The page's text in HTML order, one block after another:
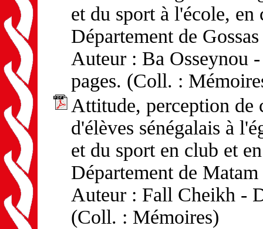
et du sport à l'école, en
Département de
Auteur : Ba Osseynou
pages. (Coll. :
Attitude, perception de
d'élèves sénégalais à
et du sport en club et
Département de Matam
Auteur : Fall Cheikh -
(Coll. : Mémoires)